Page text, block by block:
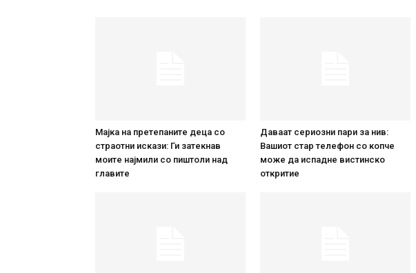
Мајка на претепаните деца со
страотни искази: Ги затекнав
моите најмили со пиштоли над
главите
Даваат сериозни пари за нив:
Вашиот стар телефон со копче
може да испадне вистинско
откритие